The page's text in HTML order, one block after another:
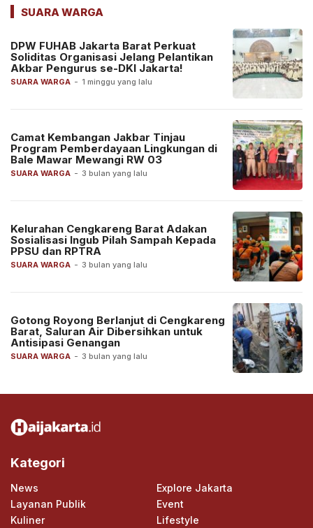
SUARA WARGA
SUARA WARGA - 1 minggu yang lalu
DPW FUHAB Jakarta Barat Perkuat
Soliditas Organisasi Jelang Pelantikan
Akbar Pengurus se-DKI Jakarta!
SUARA WARGA - 3 bulan yang lalu
Camat Kembangan Jakbar Tinjau
Program Pemberdayaan Lingkungan di
Bale Mawar Mewangi RW 03
SUARA WARGA - 3 bulan yang lalu
Kelurahan Cengkareng Barat Adakan
Sosialisasi Ingub Pilah Sampah Kepada
PPSU dan RPTRA
SUARA WARGA - 3 bulan yang lalu
Gotong Royong Berlanjut di Cengkareng
Barat, Saluran Air Dibersihkan untuk
Antisipasi Genangan
Kategori
News
Explore Jakarta
Layanan Publik
Event
Kuliner
Lifestyle